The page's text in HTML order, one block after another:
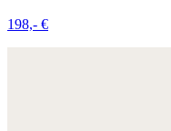
198,- €